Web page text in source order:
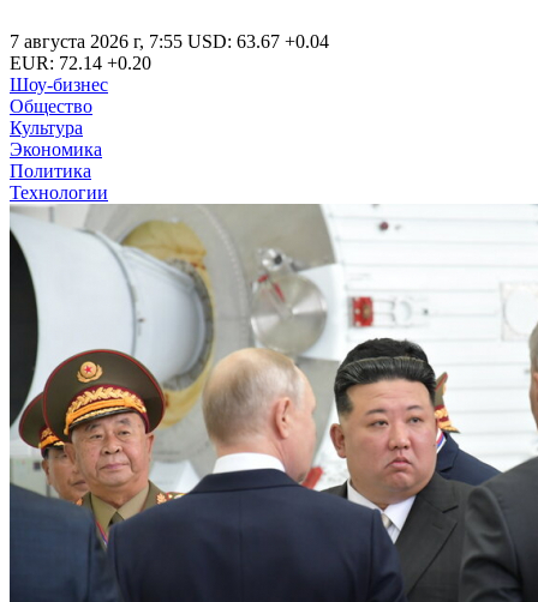
7 августа 2026 г, 7:55 USD: 63.67 +0.04
EUR: 72.14 +0.20
Шоу-бизнес
Общество
Культура
Экономика
Политика
Технологии